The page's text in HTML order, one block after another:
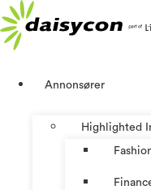
Skip
to
content
Annonsører
Highlighted